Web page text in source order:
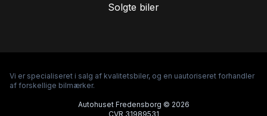
Solgte biler
Vi er specialiseret i salg af kvalitetsbiler, og en uautoriseret forhandler
af forskellige bilmærker.
Autohuset Fredensborg © 2026
CVR 31989531